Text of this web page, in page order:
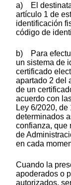
a) El
artículo 1 de
identificación
código de
b) Para
un sistema de
certificado
apartado 2 del
de un
acuerdo con
Ley 6/2020,
determinados
confianza, que
de
en cada
Cuando la
apoderados o
autorizados,